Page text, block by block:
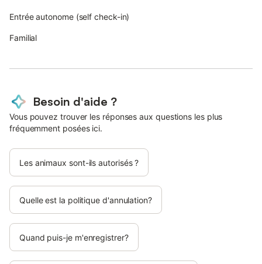
Entrée autonome (self check-in)
Familial
Besoin d'aide ?
Vous pouvez trouver les réponses aux questions les plus
fréquemment posées ici.
Les animaux sont-ils autorisés ?
Quelle est la politique d'annulation?
Quand puis-je m'enregistrer?